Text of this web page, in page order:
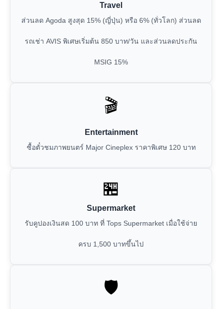
Travel
ส่วนลด Agoda สูงสุด 15% (ญี่ปุ่น) หรือ 6% (ทั่วโลก) ส่วนลด
รถเช่า AVIS พิเศษเริ่มต้น 850 บาท/วัน และส่วนลดประกัน
MSIG 15%
🎬
Entertainment
ซื้อตั๋วชมภาพยนตร์ Major Cineplex ราคาพิเศษ 120 บาท
🏪
Supermarket
รับคูปองเงินสด 100 บาท ที่ Tops Supermarket เมื่อใช้จ่าย
ครบ 1,500 บาทขึ้นไป
🛡️